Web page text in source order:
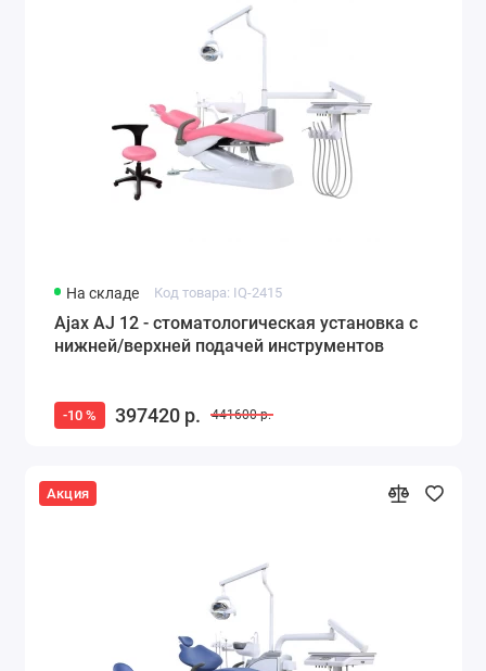
На складе Код товара: IQ-2415
Ajax AJ 12 - стоматологическая установка с
нижней/верхней подачей инструментов
-10 % 397420 р. 441600 р.
Акция